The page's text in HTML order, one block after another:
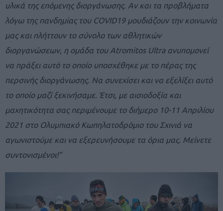
υλικά της επόμενης διοργάνωσης. Αν και τα προβλήματα
λόγω της πανδημίας του COVID19 μουδιάζουν την κοινωνία
μας και πλήττουν το σύνολο των αθλητικών
διοργανώσεων, η ομάδα του Atromitos Ultra ανυπομονεί
να πράξει αυτό το οποίο υποσχέθηκε με το πέρας της
περσινής διοργάνωσης. Να συνεχίσει και να εξελίξει αυτό
το οποίο μαζί ξεκινήσαμε. Έτσι, με αισιοδοξία και
μαχητικότητα σας περιμένουμε το διήμερο 10-11 Απριλίου
2021 στο Ολυμπιακό Κωπηλατοδρόμιο του Σχινιά να
αγωνιστούμε και να εξερευνήσουμε τα όρια μας. Μείνετε
συντονισμένοι!”